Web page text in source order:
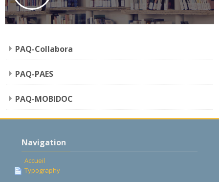
PAQ-Collabora
PAQ-PAES
PAQ-MOBIDOC
Navigation
Accueil
Typography